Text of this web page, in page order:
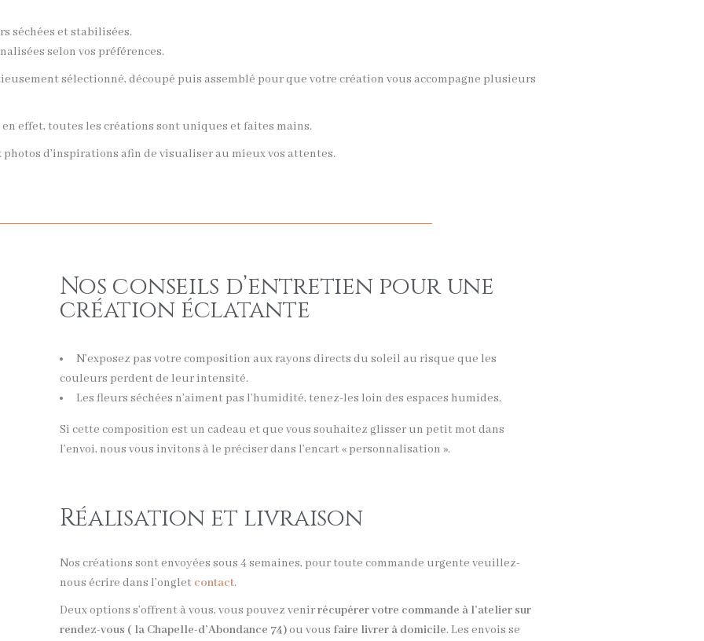
séchées et stabilisées.
selon vos préférences.
sélectionné, découpé puis assemblé pour que votre création vous accompagne plusieurs
effet, toutes les créations sont uniques et faites mains.
photos d’inspirations afin de visualiser au mieux vos attentes.
Nos conseils d’entretien pour une
création éclatante
N’exposez pas votre composition aux rayons directs du soleil au risque que les
couleurs perdent de leur intensité.
Les fleurs séchées n’aiment pas l’humidité, tenez-les loin des espaces humides.
Si cette composition est un cadeau et que vous souhaitez glisser un petit mot dans
l’envoi, nous vous invitons à le préciser dans l’encart « personnalisation ».
Réalisation et livraison
Nos créations sont envoyées sous 4 semaines, pour toute commande urgente veuillez-
nous écrire dans l’onglet contact.
Deux options s’offrent à vous, vous pouvez venirrécupérer votre commande à l’atelier sur
rendez-vous ( la Chapelle-d’Abondance 74)ou vous faire livrer à domicile. Les envois se